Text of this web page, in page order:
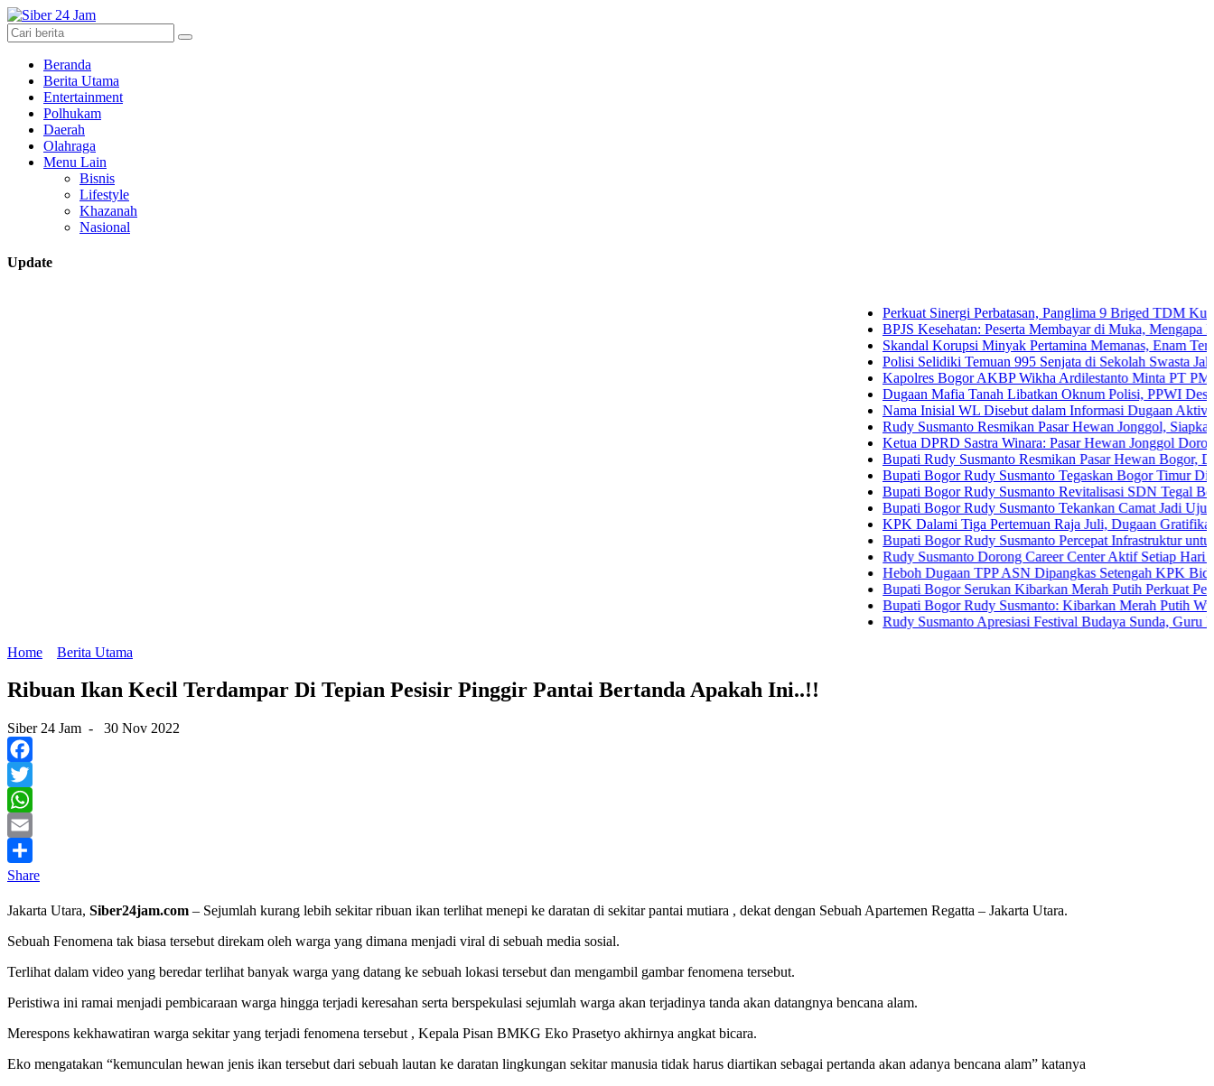
Beranda
Berita Utama
Entertainment
Polhukam
Daerah
Olahraga
Menu Lain
Bisnis
Lifestyle
Khazanah
Nasional
Update
Perkuat Sinergi Perbatasan, Panglima 9 Briged TDM Kunjungi
BPJS Kesehatan: Peserta Membayar di Muka, Mengapa Masih
Skandal Korupsi Minyak Pertamina Memanas, Enam Tersangka
Polisi Selidiki Temuan 995 Senjata di Sekolah Swasta Jakarta
Kapolres Bogor AKBP Wikha Ardilestanto Minta PT PMC
Dugaan Mafia Tanah Libatkan Oknum Polisi, PPWI Desak
Nama Inisial WL Disebut dalam Informasi Dugaan Aktivitas di
Rudy Susmanto Resmikan Pasar Hewan Jonggol, Siapkan
Ketua DPRD Sastra Winara: Pasar Hewan Jonggol Dorong
Bupati Rudy Susmanto Resmikan Pasar Hewan Bogor,
Bupati Bogor Rudy Susmanto Tegaskan Bogor Timur Disiapkan
Bupati Bogor Rudy Susmanto Revitalisasi SDN Tegal Benteng,
Bupati Bogor Rudy Susmanto Tekankan Camat Jadi Ujung
KPK Dalami Tiga Pertemuan Raja Juli, Dugaan Gratifikasi
Bupati Bogor Rudy Susmanto Percepat Infrastruktur untuk
Rudy Susmanto Dorong Career Center Aktif Setiap Hari Perluas
Heboh Dugaan TPP ASN Dipangkas Setengah KPK Bidik
Bupati Bogor Serukan Kibarkan Merah Putih Perkuat Persatuan
Bupati Bogor Rudy Susmanto: Kibarkan Merah Putih Wujud
Rudy Susmanto Apresiasi Festival Budaya Sunda, Guru PAUD
Home
Berita Utama
Ribuan Ikan Kecil Terdampar Di Tepian Pesisir Pinggir Pantai Bertanda Apakah Ini..!!
Siber 24 Jam - 30 Nov 2022
Facebook
Twitter
WhatsApp
Email
Share
Jakarta Utara, Siber24jam.com – Sejumlah kurang lebih sekitar ribuan ikan terlihat menepi ke daratan di sekitar pantai mutiara , dekat dengan Sebuah Apartemen Regatta – Jakarta Utara.
Sebuah Fenomena tak biasa tersebut direkam oleh warga yang dimana menjadi viral di sebuah media sosial.
Terlihat dalam video yang beredar terlihat banyak warga yang datang ke sebuah lokasi tersebut dan mengambil gambar fenomena tersebut.
Peristiwa ini ramai menjadi pembicaraan warga hingga terjadi keresahan serta berspekulasi sejumlah warga akan terjadinya tanda akan datangnya bencana alam.
Merespons kekhawatiran warga sekitar yang terjadi fenomena tersebut , Kepala Pisan BMKG Eko Prasetyo akhirnya angkat bicara.
Eko mengatakan “kemunculan hewan jenis ikan tersebut dari sebuah lautan ke daratan lingkungan sekitar manusia tidak harus diartikan sebagai pertanda akan adanya bencana alam” katanya